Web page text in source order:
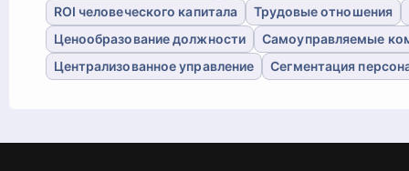
ROI человеческого капитала
Трудовые отношения
Ценообразование должности
Самоуправляемые
Централизованное управление
Сегментация